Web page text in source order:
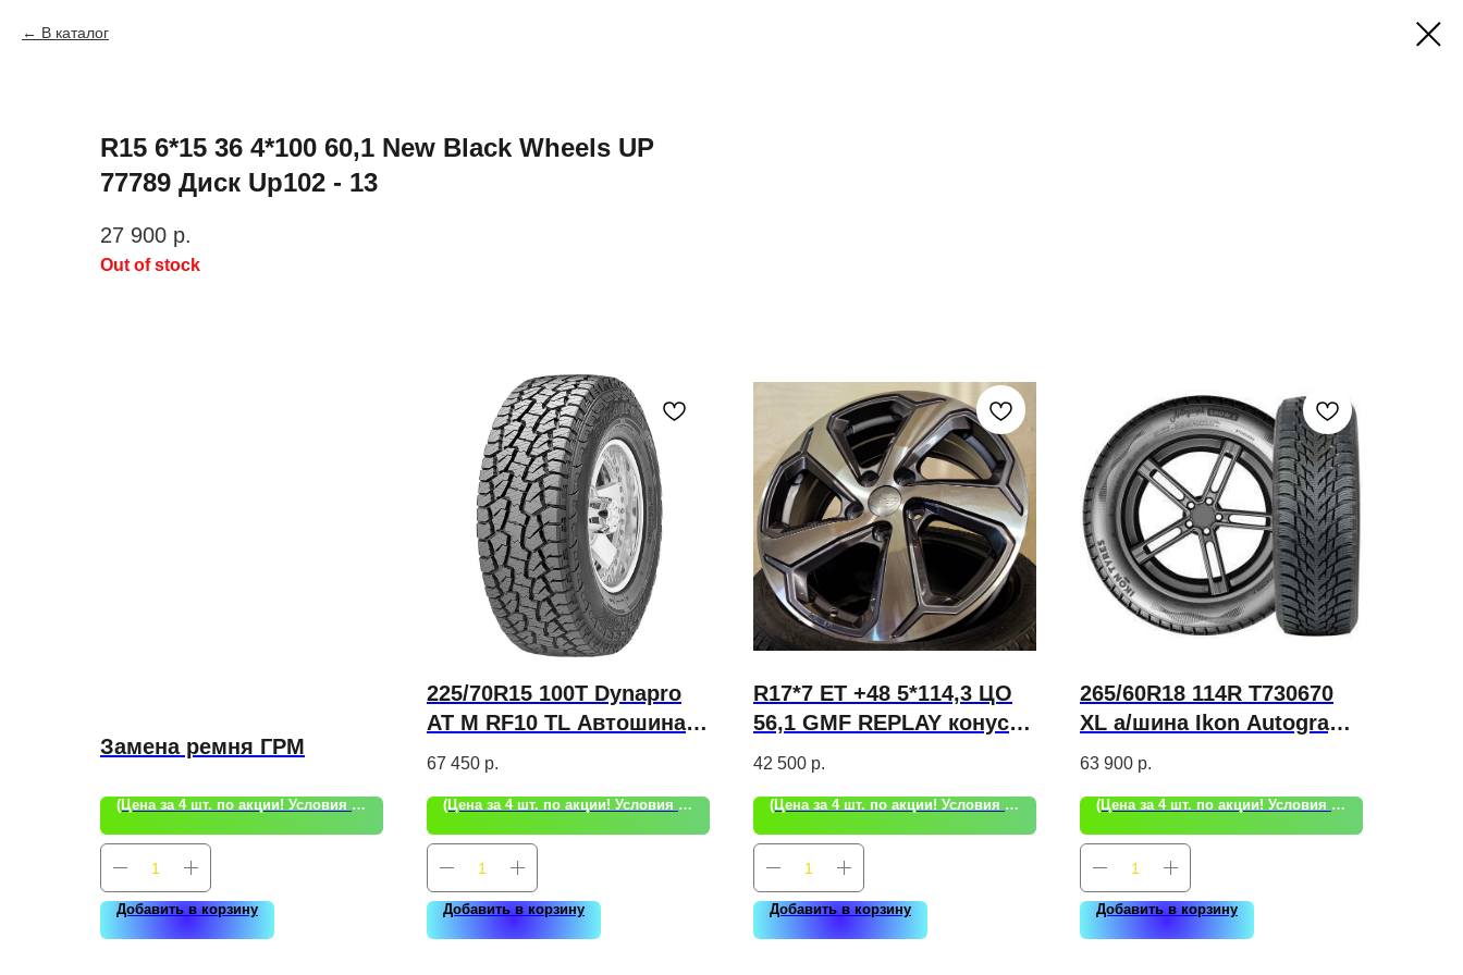
В каталог
R15 6*15 36 4*100 60,1 New Black Wheels UP
77789 Диск Up102 - 13
27 900 р.
Out of stock
Замена ремня ГРМ
(Цена за 4 шт. по акции! Условия акции уточняйте!)
Добавить в корзину
225/70R15 100T Dynapro
AT M RF10 TL Автошина
Hankook P АТ
67 450 р.
(Цена за 4 шт. по акции! Условия акции уточняйте!)
Добавить в корзину
R17*7 ET +48 5*114,3 ЦО
56,1 GMF REPLAY конус
Диск SB55
42 500 р.
(Цена за 4 шт. по акции! Условия акции уточняйте!)
Добавить в корзину
265/60R18 114R T730670
XL а/шина Ikon Autograph
Snow 3 SUV
63 900 р.
(Цена за 4 шт. по акции! Условия акции уточняйте!)
Добавить в корзину